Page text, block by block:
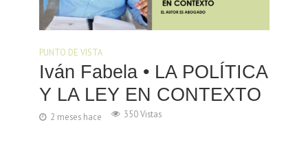
PUNTO DE VISTA
Iván Fabela • LA POLÍTICA
Y LA LEY EN CONTEXTO
2 meses hace 350 Vistas